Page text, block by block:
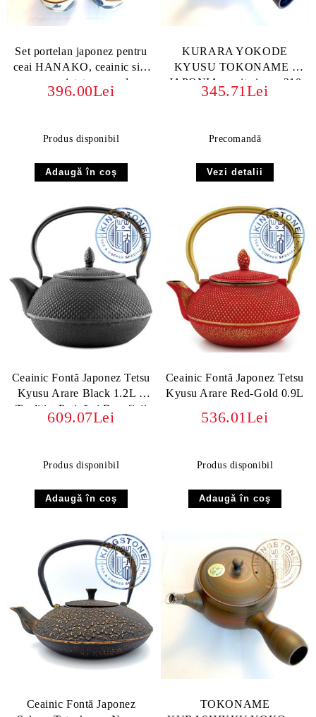
Set portelan japonez pentru
ceai HANAKO, ceainic si 4
cupe pictate manual
396.00Lei
Produs disponibil
KURARA YOKODE
KYUSU TOKONAME -
JAPONIA cu sita inox, 210
ml
345.71Lei
Precomandă
Vezi detalii
Ceainic Fontă Japonez Tetsu
Kyusu Arare Black 1.2L –
Tradiție, Patină și Beneficii
609.07Lei
Produs disponibil
Ceainic Fontă Japonez Tetsu
Kyusu Arare Red-Gold 0.9L
536.01Lei
Produs disponibil
Ceainic Fontă Japonez
TOKONAME